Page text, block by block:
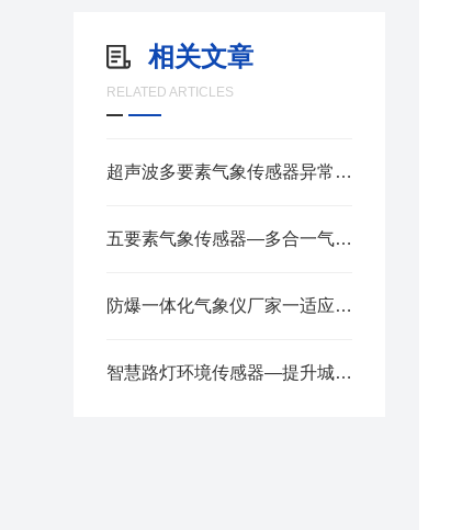
相关文章
RELATED ARTICLES
超声波多要素气象传感器异常数据的诊断与解决方法
五要素气象传感器—多合一气象站精准高效监测2025全+境+派+送
防爆一体化气象仪厂家一适应恶劣环境监测的防爆气象站
智慧路灯环境传感器—提升城市管理效率，发现并预警恶劣天气